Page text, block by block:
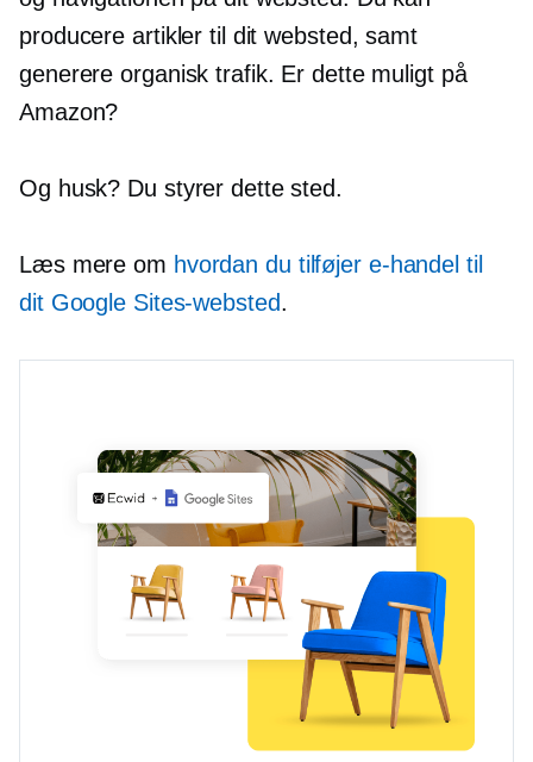
producere artikler til dit websted, samt
generere organisk trafik. Er dette muligt på
Amazon?
Og husk? Du styrer dette sted.
Læs mere om hvordan du tilføjer e-handel til
dit Google Sites-websted.